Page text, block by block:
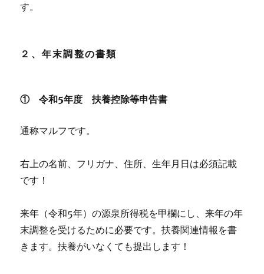
す。
２、年末調整の書類
① 令和5年度 扶養控除等申告書
通称マルフです。
右上の名前、フリガナ、住所、生年月日は必須記載
です！
来年（令和5年）の源泉所得税を甲欄にし、来年の年
末調整を受けるために必要です。扶養関連情報を書
きます。扶養がいなくても提出します！